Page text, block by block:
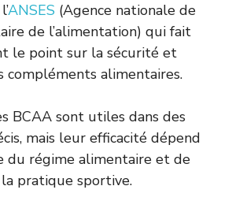
ANSES (Agence nationale de
de l’alimentation) qui fait
le point sur la sécurité et
compléments alimentaires.
BCAA sont utiles dans des
mais leur efficacité dépend
du régime alimentaire et de
pratique sportive.